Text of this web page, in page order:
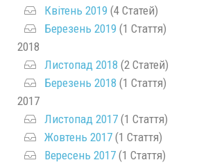
Квітень 2019 (4 Статей)
Березень 2019 (1 Стаття)
2018
Листопад 2018 (2 Статей)
Березень 2018 (1 Стаття)
2017
Листопад 2017 (1 Стаття)
Жовтень 2017 (1 Стаття)
Вересень 2017 (1 Стаття)